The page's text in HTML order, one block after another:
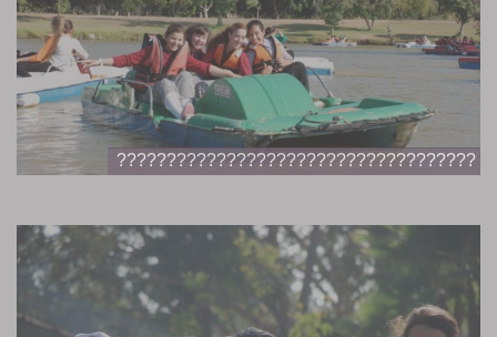
????????????????????????????????????